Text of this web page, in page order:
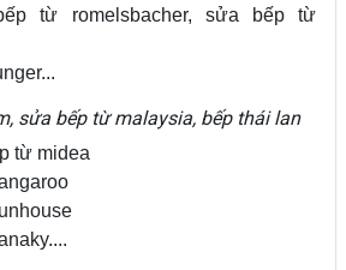
từ romelsbacher, sửa bếp từ
sửa bếp từ malaysia, bếp thái lan
từ midea